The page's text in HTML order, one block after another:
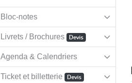
Bloc-notes
Livrets / Brochures Devis
Agenda & Calendriers
Ticket et billetterie Devis